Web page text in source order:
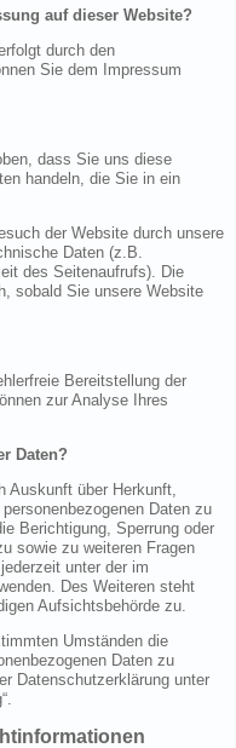
auf dieser Website?
durch den
Sie dem Impressum
dass Sie uns diese
handeln, die Sie in ein
der Website durch unsere
Daten (z.B.
des Seitenaufrufs). Die
sobald Sie unsere Website
Bereitstellung der
zur Analyse Ihres
Daten?
Auskunft über Herkunft,
Daten zu
Berichtigung, Sperrung oder
sowie zu weiteren Fragen
unter der im
Des Weiteren steht
Aufsichtsbehörde zu.
Umständen die
Daten zu
Datenschutzerklärung unter